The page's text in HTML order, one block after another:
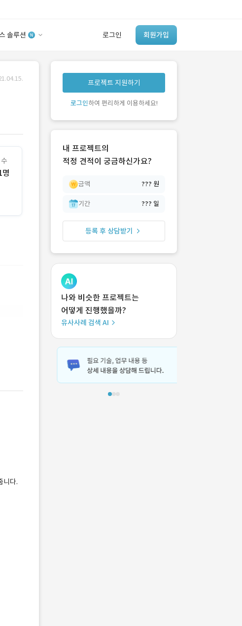
솔루션 로그인 회원가입
케어
유사사례 검색 AI
‘이런 거’ 만들어본
개발 회사 있어?
명
니다.
프로젝트 지원하기
로그인하여 편리하게 이용하세요!
내 프로젝트의
적정 견적이 궁금하신가요?
금액 ??? 원
기간 ??? 일
등록 후 상담받기
나와 비슷한 프로젝트는
어떻게 진행했을까?
유사사례 검색 AI